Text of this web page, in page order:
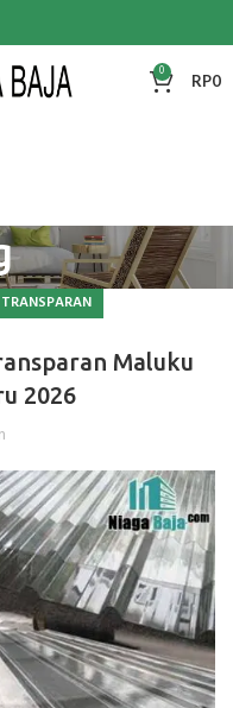
0 RP0
Maluku
2026